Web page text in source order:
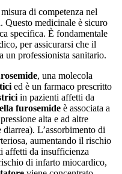
di competenza nel
Questo medicinale è sicuro
specifica. È fondamentale
per assicurarsi che il
un professionista sanitario.
, una molecola
ed è un farmaco prescritto
in pazienti affetti da
furosemide è associata a
alta e ad altre
L’assorbimento di
aumentando il rischio
affetti da insufficienza
di infarto miocardico,